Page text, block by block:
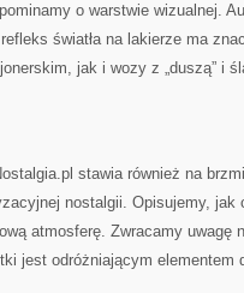
o warstwie wizualnej.
światła na lakierze ma
jak i wozy z „duszą” i
stawia również na
nostalgii. Opisujemy,
atmosferę. Zwracamy uwagę
jest odróżniającym elementem